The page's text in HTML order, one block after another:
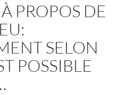
PROPOS DE
SELON
POSSIBLE